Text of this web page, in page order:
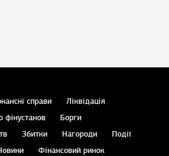
справи
Ліквідація
фінустанов
Борги
Збитки Нагороди
Події
Фінансовий ринок